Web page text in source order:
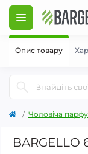
Чоловіча
BARGELLO
Опис товару